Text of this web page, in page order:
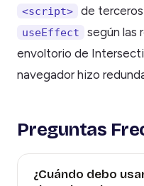
<script> de
useEffect
según las
envoltorio de
navegador hizo
Preguntas
¿Cuándo debo